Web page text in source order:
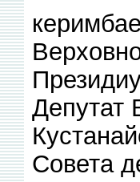
Депутат
Совета